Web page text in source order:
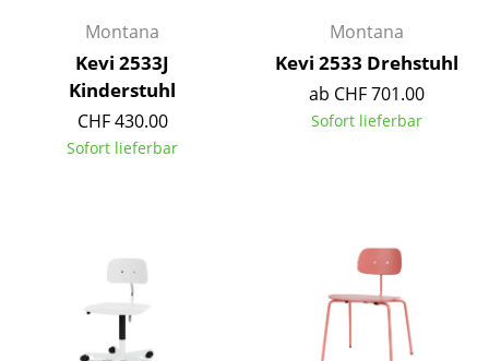
Bürosessel
Einzelteile
... alle Sitzmöbel
Beistelltische
Couchtische
Schreibtische
Montana
Kevi 2533J
Kinderstuhl
CHF 430.00
Sofort lieferbar
Montana
Kevi 2533 Drehstuhl
ab CHF 701.00
Sofort lieferbar